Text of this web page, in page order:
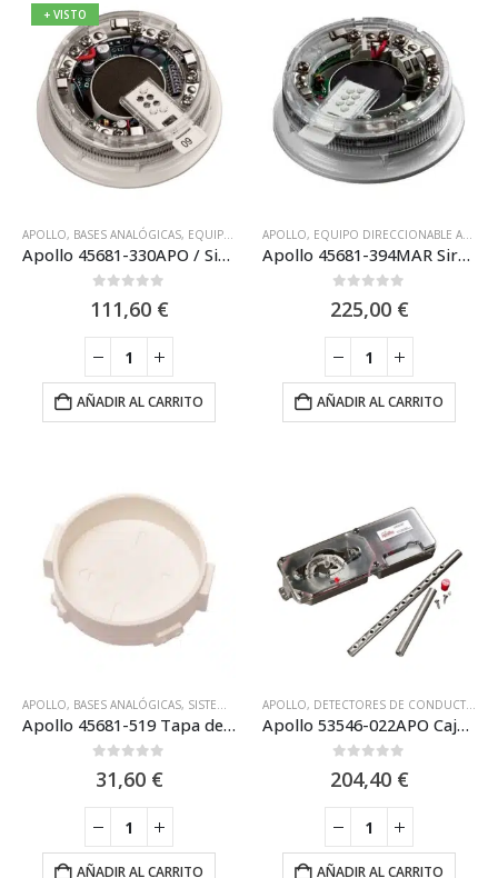
+ VISTO
APOLLO, BASES ANALÓGICAS, EQUIPO DIRECCIONABLE XP95 APOLLO ,PROTOCOLO
Apollo 45681-330APO / Sirena Apollo Analógica con Flash (rojo) y Aislador XP95
111,60 €
AÑADIR AL CARRITO
APOLLO, EQUIPO DIRECCIONABLE APOLLO DISCOVERY XP95
Apollo 45681-394MAR Sirena base VID con flash analogica Discovery Marine (SIL2)
225,00 €
AÑADIR AL CARRITO
APOLLO, BASES ANALÓGICAS, SISTEMA ANALÓGICO APOLLO ,SISTEMAS ANALÓGICOS
Apollo 45681-519 Tapa de silicona protectora contra humedades.
31,60 €
AÑADIR AL CARRITO
APOLLO, DETECTORES DE CONDUCTO
Apollo 53546-022APO Caja Detector Humos Conducto XP95
204,40 €
AÑADIR AL CARRITO